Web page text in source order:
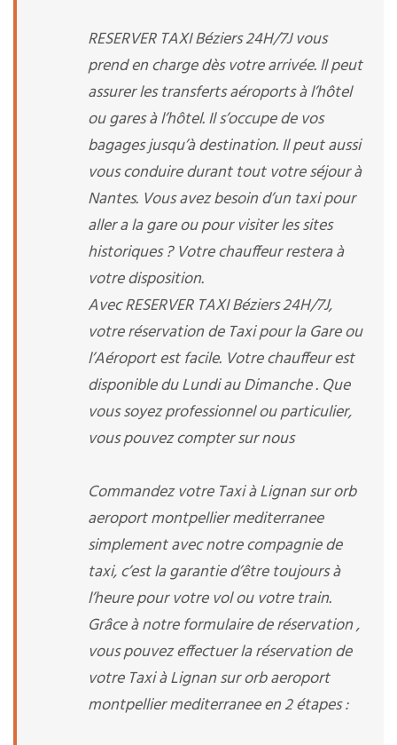
RESERVER TAXI Béziers 24H/7J vous
prend en charge dès votre arrivée. Il peut
assurer les transferts aéroports à l’hôtel
ou gares à l’hôtel. Il s’occupe de vos
bagages jusqu’à destination. Il peut aussi
vous conduire durant tout votre séjour à
Nantes. Vous avez besoin d’un taxi pour
aller a la gare ou pour visiter les sites
historiques ? Votre chauffeur restera à
votre disposition.
Avec RESERVER TAXI Béziers 24H/7J,
votre réservation de Taxi pour la Gare ou
l’Aéroport est facile. Votre chauffeur est
disponible du Lundi au Dimanche . Que
vous soyez professionnel ou particulier,
vous pouvez compter sur nous
Commandez votre Taxi à Lignan sur orb
aeroport montpellier mediterranee
simplement avec notre compagnie de
taxi, c’est la garantie d’être toujours à
l’heure pour votre vol ou votre train.
Grâce à notre formulaire de réservation ,
vous pouvez effectuer la réservation de
votre Taxi à Lignan sur orb aeroport
montpellier mediterranee en 2 étapes :